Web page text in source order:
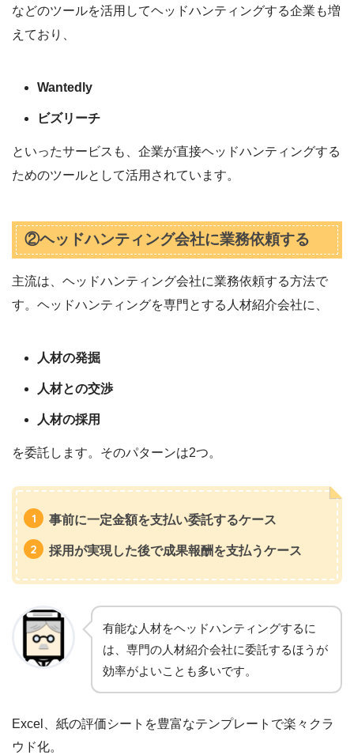
などのツールを活用してヘッドハンティングする企業も増
えており、
Wantedly
ビズリーチ
といったサービスも、企業が直接ヘッドハンティングする
ためのツールとして活用されています。
②ヘッドハンティング会社に業務依頼する
主流は、ヘッドハンティング会社に業務依頼する方法で
す。ヘッドハンティングを専門とする人材紹介会社に、
人材の発掘
人材との交渉
人材の採用
を委託します。そのパターンは2つ。
事前に一定金額を支払い委託するケース
採用が実現した後で成果報酬を支払うケース
有能な人材をヘッドハンティングするに
は、専門の人材紹介会社に委託するほうが
効率がよいことも多いです。
Excel、紙の評価シートを豊富なテンプレートで楽々クラ
ウド化。